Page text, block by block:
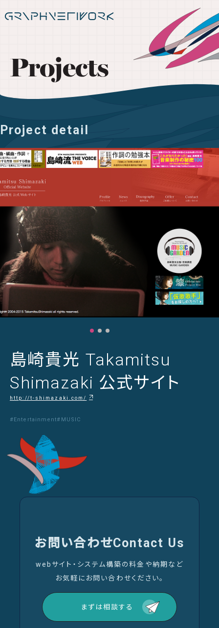
Projects
Project detail
島崎貴光 Takamitsu
Shimazaki 公式サイト
http://t-shimazaki.com/
#Entertainment#MUSIC
お問い合わせContact Us
webサイト・システム構築の料金や納期など
お気軽にお問い合わせください。
まずは相談する